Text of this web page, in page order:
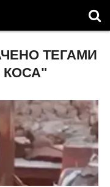
ТЕГАМИ
КОСА"